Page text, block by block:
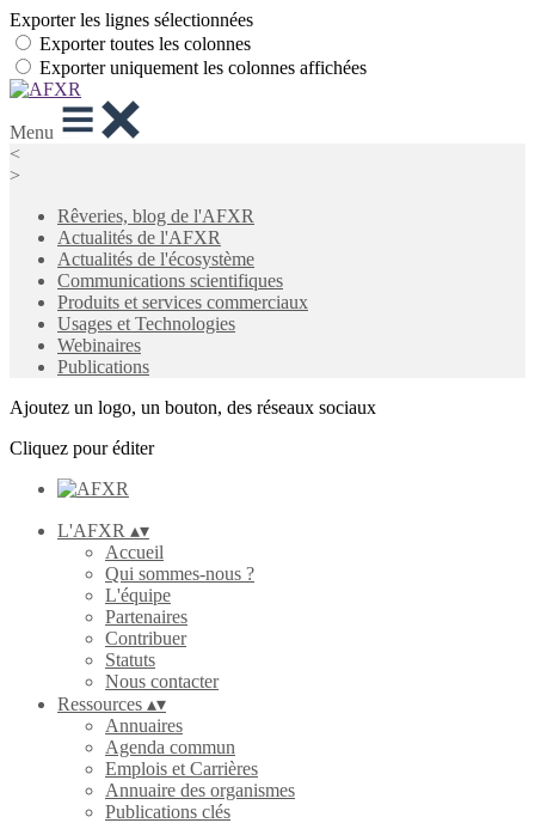
Exporter les lignes sélectionnées
Exporter toutes les colonnes
Exporter uniquement les colonnes affichées
Menu
<
>
Rêveries, blog de l'AFXR
Actualités de l'AFXR
Actualités de l'écosystème
Communications scientifiques
Produits et services commerciaux
Usages et Technologies
Webinaires
Publications
Ajoutez un logo, un bouton, des réseaux sociaux
Cliquez pour éditer
L'AFXR ▴▾
Accueil
Qui sommes-nous ?
L'équipe
Partenaires
Contribuer
Statuts
Nous contacter
Ressources ▴▾
Annuaires
Agenda commun
Emplois et Carrières
Annuaire des organismes
Publications clés